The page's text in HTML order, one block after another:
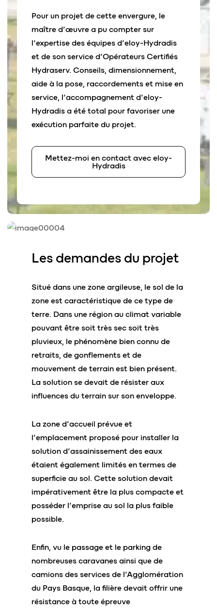
Pour un projet de cette envergure, le
maître d’œuvre a pu compter sur
l’expertise des équipes d’eloy-Hydradis
et de son service d’Opérateurs Certifiés
Hydraserv. Conseils, dimensionnement,
aide à la pose, raccordements et mise en
service, l’accompagnement d’eloy-
Hydradis a été total pour favoriser une
exécution parfaite du projet.
Mettez-moi en contact avec eloy-
Hydradis
Les demandes du projet
Situé dans une zone argileuse, le sol de la
zone est caractéristique de ce type de
terre. Dans une région au climat variable
pouvant être soit très sec soit très
pluvieux, le phénomène bien connu de
retraits, de gonflements et de
mouvement de terrain est bien présent.
La solution se devait de résister aux
influences du terrain sur son enveloppe.
La zone d’accueil prévue et
l’emplacement proposé pour installer la
solution d’assainissement des eaux
étaient également limités en termes de
superficie au sol. Cette solution devait
impérativement être la plus compacte et
posséder l’emprise au sol la plus faible
possible.
Enfin, vu le passage et le parking de
nombreuses caravanes ainsi que de
camions des services de l’Agglomération
du Pays Basque, la filière devait offrir une
résistance à toute épreuve